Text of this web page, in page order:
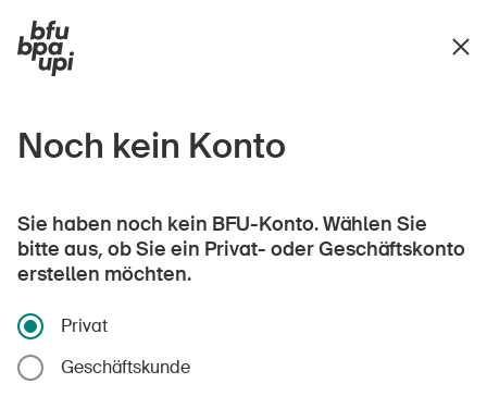
Noch kein Konto
Sie haben noch kein BFU-Konto. Wählen Sie
bitte aus, ob Sie ein Privat- oder Geschäftskonto
erstellen möchten.
Privat
Geschäftskunde